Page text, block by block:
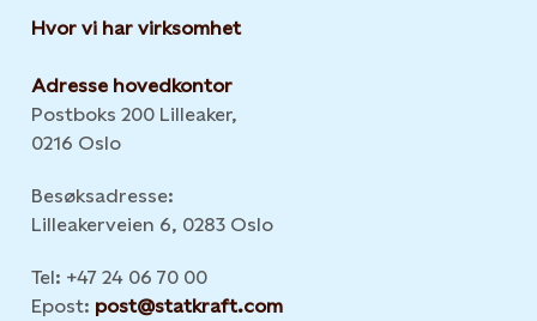
Hvor vi har virksomhet
Adresse hovedkontor
Postboks 200 Lilleaker,
0216 Oslo
Besøksadresse:
Lilleakerveien 6, 0283 Oslo
Tel: +47 24 06 70 00
Epost: post@statkraft.com